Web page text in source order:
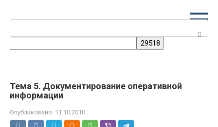
Тема 5. Документирование оперативной
информации
Опубликовано: 11.10.2010